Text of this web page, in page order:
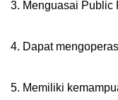
3. Menguasai Public
4. Dapat
5. Memiliki